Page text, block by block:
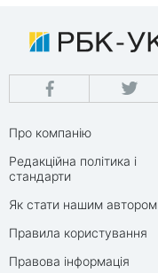
Про компанію
Редакційна політика і
стандарти
Як стати нашим автором
Правила користування
Правова інформація